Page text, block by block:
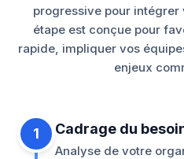
progressive pour intégrer
étape est conçue pour
rapide, impliquer vos
enjeux
1 Cadrage du
Analyse de votre